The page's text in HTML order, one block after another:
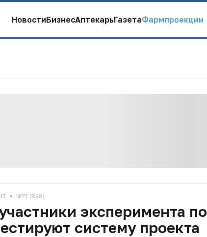
НовостиБизнесАптекарьГазетаФармпроекции
• №27 (898)
эксперимента по
систему проекта